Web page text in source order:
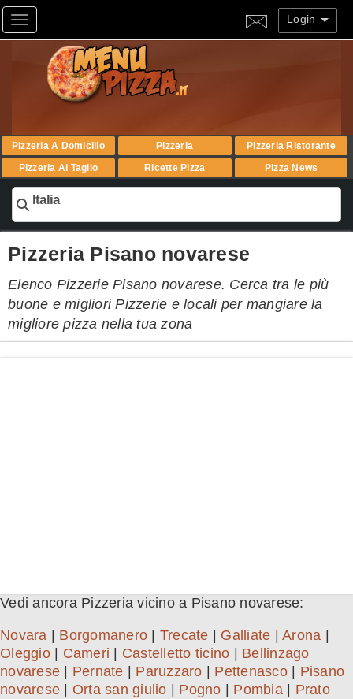
Toggle navigation Login
Pizzeria A Domicilio Pizzeria
Pizzeria Ristorante
Pizzeria Al Taglio
Ricette Pizza Pizza News
Italia
Pizzeria Pisano novarese
Elenco Pizzerie Pisano novarese. Cerca tra le più
buone e migliori Pizzerie e locali per mangiare la
migliore pizza nella tua zona
Vedi ancora Pizzeria vicino a Pisano novarese:
Novara Borgomanero Trecate Galliate Arona
Oleggio| Cameri Castelletto ticino
Bellinzago
novarese
Pernate Paruzzaro Pettenasco| Pisano
novarese
Orta san giulio Pogno Pombia| Prato